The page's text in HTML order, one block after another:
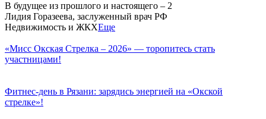
В будущее из прошлого и настоящего – 2
Лидия Горазеева, заслуженный врач РФ
Недвижимость и ЖКХЕще
«Мисс Окская Стрелка – 2026» — торопитесь стать
участницами!
Фитнес‑день в Рязани: зарядись энергией на «Окской
стрелке»!